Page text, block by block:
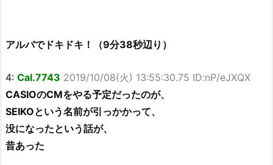
アルバでドキドキ！（9分38秒辺り）
4: Cal.7743 2019/10/08(火) 13:55:30.75 ID:nP/eJXQX
CASIOのCMをやる予定だったのが、
SEIKOという名前が引っかかって、
没になったという話が、
昔あった